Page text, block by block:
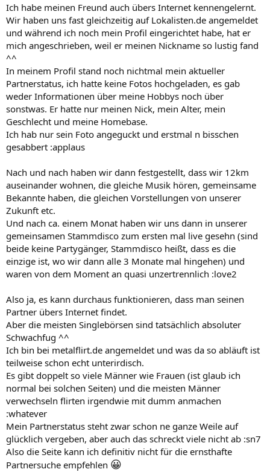
Ich habe meinen Freund auch übers Internet kennengelernt.
Wir haben uns fast gleichzeitig auf Lokalisten.de angemeldet
und während ich noch mein Profil eingerichtet habe, hat er
mich angeschrieben, weil er meinen Nickname so lustig fand
^^
In meinem Profil stand noch nichtmal mein aktueller
Partnerstatus, ich hatte keine Fotos hochgeladen, es gab
weder Informationen über meine Hobbys noch über
sonstwas. Er hatte nur meinen Nick, mein Alter, mein
Geschlecht und meine Homebase.
Ich hab nur sein Foto angeguckt und erstmal n bisschen
gesabbert :applaus
Nach und nach haben wir dann festgestellt, dass wir 12km
auseinander wohnen, die gleiche Musik hören, gemeinsame
Bekannte haben, die gleichen Vorstellungen von unserer
Zukunft etc.
Und nach ca. einem Monat haben wir uns dann in unserer
gemeinsamen Stammdisco zum ersten mal live gesehn (sind
beide keine Partygänger, Stammdisco heißt, dass es die
einzige ist, wo wir dann alle 3 Monate mal hingehen) und
waren von dem Moment an quasi unzertrennlich :love2
Also ja, es kann durchaus funktionieren, dass man seinen
Partner übers Internet findet.
Aber die meisten Singlebörsen sind tatsächlich absoluter
Schwachfug ^^
Ich bin bei metalflirt.de angemeldet und was da so abläuft ist
teilweise schon echt unterirdisch.
Es gibt doppelt so viele Männer wie Frauen (ist glaub ich
normal bei solchen Seiten) und die meisten Männer
verwechseln flirten irgendwie mit dumm anmachen
:whatever
Mein Partnerstatus steht zwar schon ne ganze Weile auf
glücklich vergeben, aber auch das schreckt viele nicht ab :sn7
Also die Seite kann ich definitiv nicht für die ernsthafte
Partnersuche empfehlen 😀